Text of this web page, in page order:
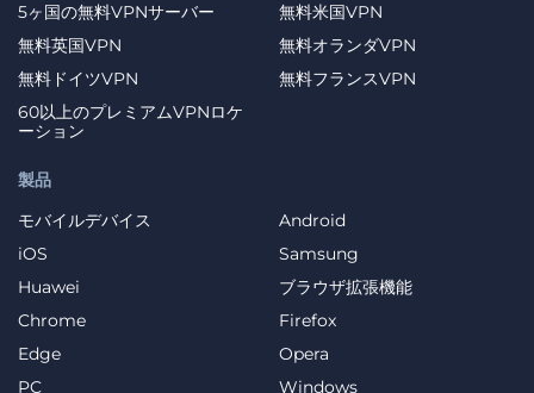
製品
モバイルデバイス
Android
iOS
Samsung
Huawei
ブラウザ拡張機能
Chrome
Firefox
Edge
Opera
PC
Windows
5ヶ国の無料VPNサーバー
無料米国VPN
無料英国VPN
無料オランダVPN
無料ドイツVPN
無料フランスVPN
60以上のプレミアムVPNロケ
ーション